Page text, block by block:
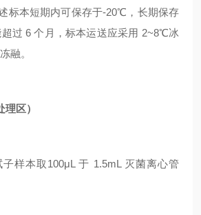
标本短期内可保存于-20℃，长期保存
过 6 个月，标本运送应采用 2~8℃冰
融。
区）
样本取100μL 于 1.5mL 灭菌离心管